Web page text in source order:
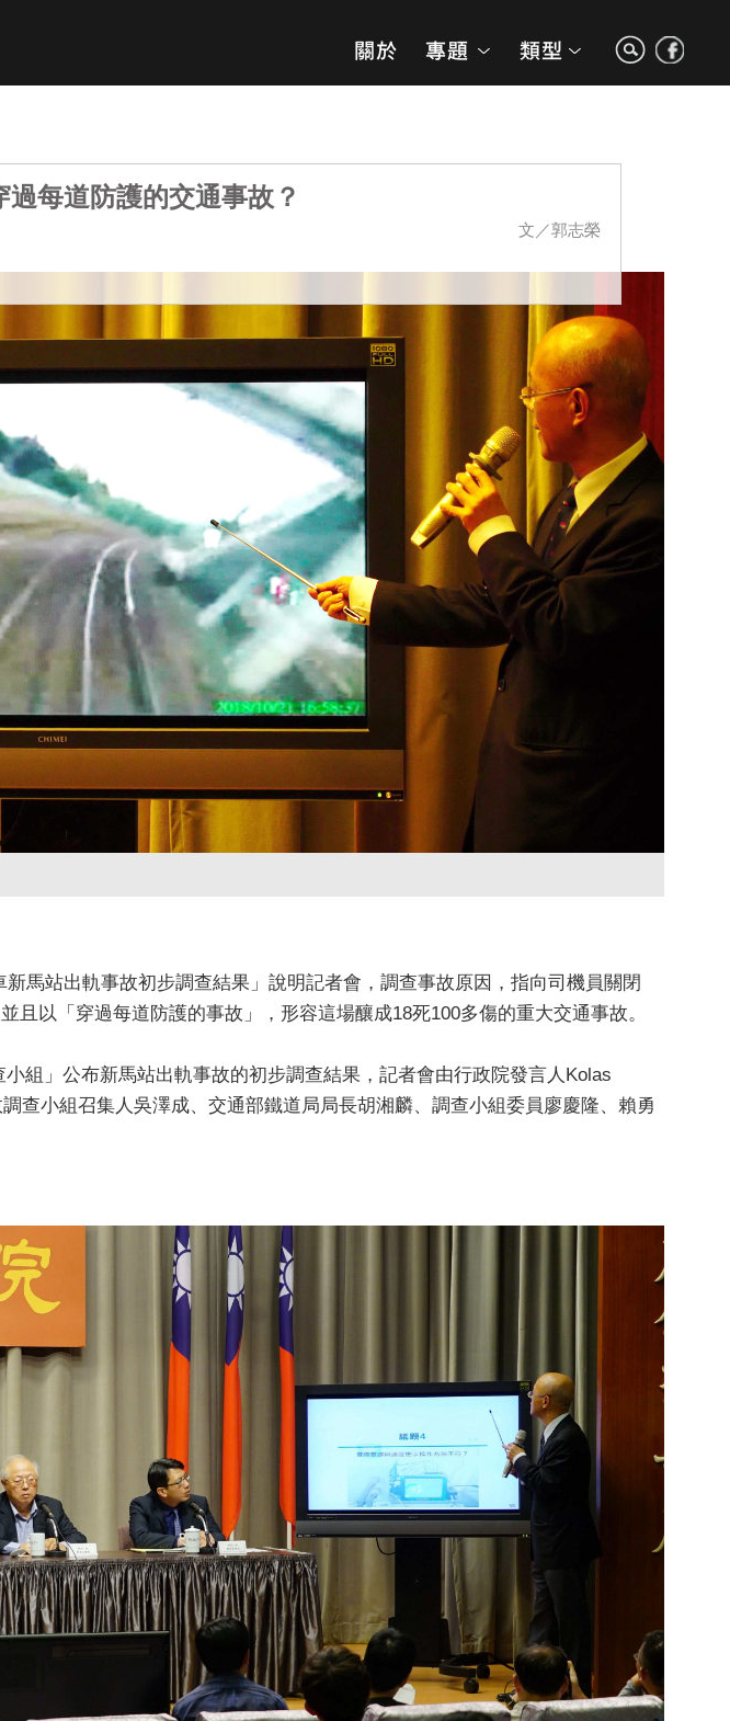
過每道防護的交通事故？
文／郭志榮
馬站出軌事故初步調查結果」說明記者會，調查事故原因，指向司機員關閉
且以「穿過每道防護的事故」，形容這場釀成18死100多傷的重大交通事故。
組」公布新馬站出軌事故的初步調查結果，記者會由行政院發言人Kolas
查小組召集人吳澤成、交通部鐵道局局長胡湘麟、調查小組委員廖慶隆、賴勇